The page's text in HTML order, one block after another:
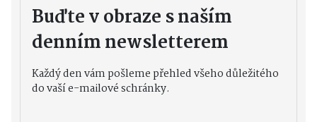
Buďte v obraze s naším
denním newsletterem
Každý den vám pošleme přehled všeho důležitého
do vaší e-mailové schránky.